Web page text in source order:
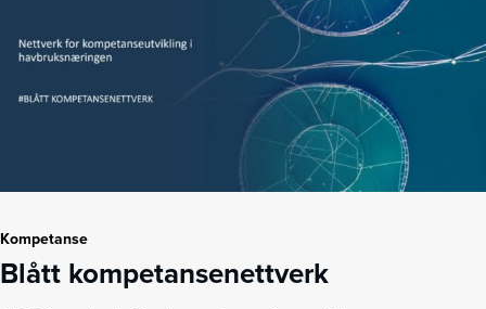
Kompetanse
Blått kompetansenettverk